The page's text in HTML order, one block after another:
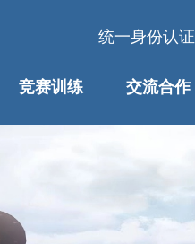
统一身份认证
竞赛训练 交流合作